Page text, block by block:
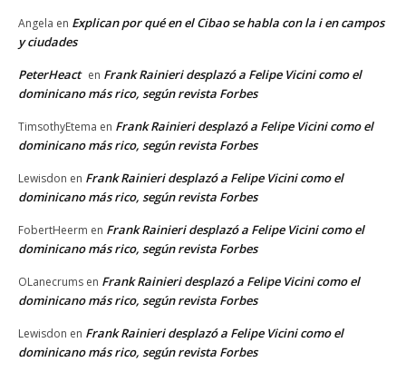
Angela en Explican por qué en el Cibao se habla con la i en campos
y ciudades
PeterHeact en Frank Rainieri desplazó a Felipe Vicini como el
dominicano más rico, según revista Forbes
TimsothyEtema en Frank Rainieri desplazó a Felipe Vicini como el
dominicano más rico, según revista Forbes
Lewisdon en Frank Rainieri desplazó a Felipe Vicini como el
dominicano más rico, según revista Forbes
FobertHeerm en Frank Rainieri desplazó a Felipe Vicini como el
dominicano más rico, según revista Forbes
OLanecrums en Frank Rainieri desplazó a Felipe Vicini como el
dominicano más rico, según revista Forbes
Lewisdon en Frank Rainieri desplazó a Felipe Vicini como el
dominicano más rico, según revista Forbes